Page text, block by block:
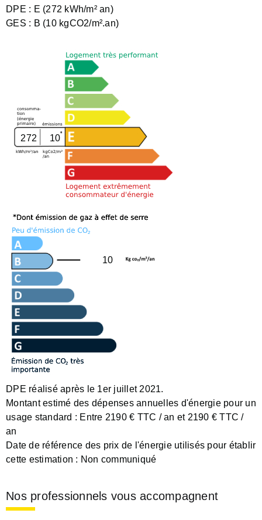
DPE : E (272 kWh/m² an)
GES : B (10 kgCO2/m².an)
272 10
10
DPE réalisé après le 1er juillet 2021.
Montant estimé des dépenses annuelles d'énergie pour un
usage standard : Entre 2190 € TTC / an et 2190 € TTC /
an
Date de référence des prix de l'énergie utilisés pour établir
cette estimation : Non communiqué
Nos professionnels vous accompagnent